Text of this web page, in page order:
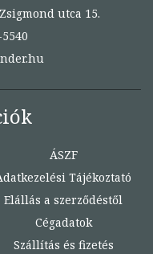
utca 15.
ÁSZF
Tájékoztató
Elállás a szerződéstől
Cégadatok
Szállítás és fizetés